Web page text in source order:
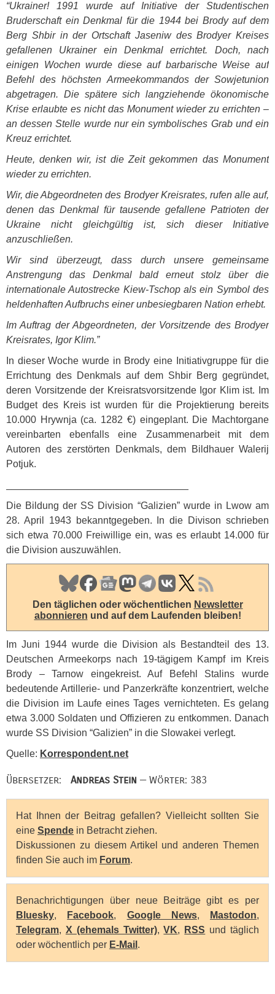
“Ukrainer! 1991 wurde auf Initiative der Studentischen
Bruderschaft ein Denkmal für die 1944 bei Brody auf dem
Berg Shbir in der Ortschaft Jaseniw des Brodyer Kreises
gefallenen Ukrainer ein Denkmal errichtet. Doch, nach
einigen Wochen wurde diese auf barbarische Weise auf
Befehl des höchsten Armeekommandos der Sowjetunion
abgetragen. Die spätere sich langziehende ökonomische
Krise erlaubte es nicht das Monument wieder zu errichten –
an dessen Stelle wurde nur ein symbolisches Grab und ein
Kreuz errichtet.
Heute, denken wir, ist die Zeit gekommen das Monument
wieder zu errichten.
Wir, die Abgeordneten des Brodyer Kreisrates, rufen alle auf,
denen das Denkmal für tausende gefallene Patrioten der
Ukraine nicht gleichgültig ist, sich dieser Initiative
anzuschließen.
Wir sind überzeugt, dass durch unsere gemeinsame
Anstrengung das Denkmal bald erneut stolz über die
internationale Autostrecke Kiew-Tschop als ein Symbol des
heldenhaften Aufbruchs einer unbesiegbaren Nation erhebt.
Im Auftrag der Abgeordneten, der Vorsitzende des Brodyer
Kreisrates, Igor Klim.”
In dieser Woche wurde in Brody eine Initiativgruppe für die
Errichtung des Denkmals auf dem Shbir Berg gegründet,
deren Vorsitzende der Kreisratsvorsitzende Igor Klim ist. Im
Budget des Kreis ist wurden für die Projektierung bereits
10.000 Hrywnja (ca. 1282 €) eingeplant. Die Machtorgane
vereinbarten ebenfalls eine Zusammenarbeit mit dem
Autoren des zerstörten Denkmals, dem Bildhauer Walerij
Potjuk.
Die Bildung der SS Division “Galizien” wurde in Lwow am
28. April 1943 bekanntgegeben. In die Divison schrieben
sich etwa 70.000 Freiwillige ein, was es erlaubt 14.000 für
die Division auszuwählen.
Den täglichen oder wöchentlichen Newsletter
abonnieren und auf dem Laufenden bleiben!
Im Juni 1944 wurde die Division als Bestandteil des 13.
Deutschen Armeekorps nach 19-tägigem Kampf im Kreis
Brody – Tarnow eingekreist. Auf Befehl Stalins wurde
bedeutende Artillerie- und Panzerkräfte konzentriert, welche
die Division im Laufe eines Tages vernichteten. Es gelang
etwa 3.000 Soldaten und Offizieren zu entkommen. Danach
wurde SS Division “Galizien” in die Slowakei verlegt.
Quelle: Korrespondent.net
Übersetzer: Andreas Stein — Wörter: 383
Hat Ihnen der Beitrag gefallen? Vielleicht sollten Sie
eine Spende in Betracht ziehen.
Diskussionen zu diesem Artikel und anderen Themen
finden Sie auch im Forum.
Benachrichtigungen über neue Beiträge gibt es per
Bluesky, Facebook, Google News, Mastodon,
Telegram, X (ehemals Twitter),VK, RSS und täglich
oder wöchentlich per E-Mail .